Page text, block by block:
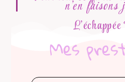
n’en
Mes